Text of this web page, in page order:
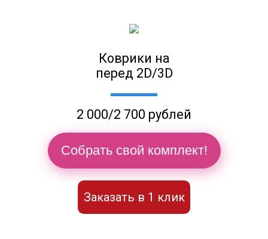
Коврики на
перед 2D/3D
2 000/2 700 рублей
Собрать свой комплект!
Заказать в 1 клик